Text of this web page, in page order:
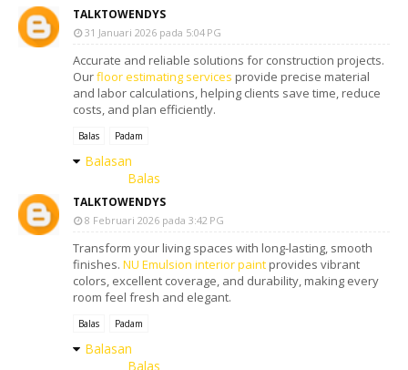
TALKTOWENDYS
31 Januari 2026 pada 5:04 PG
Accurate and reliable solutions for construction projects.
Ourfloor estimating services provide precise material
and labor calculations, helping clients save time, reduce
costs, and plan efficiently.
Balas Padam
Balasan
Balas
TALKTOWENDYS
8 Februari 2026 pada 3:42 PG
Transform your living spaces with long-lasting, smooth
finishes. NU Emulsion interior paint provides vibrant
colors, excellent coverage, and durability, making every
room feel fresh and elegant.
Balas Padam
Balasan
Balas